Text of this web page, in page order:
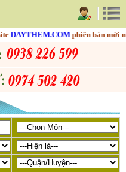
phiên bản mới